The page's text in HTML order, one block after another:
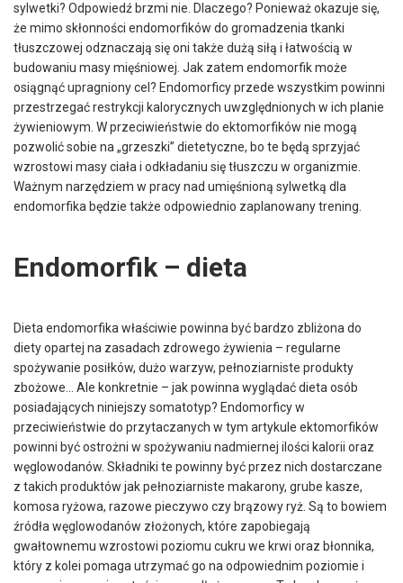
sylwetki? Odpowiedź brzmi nie. Dlaczego? Ponieważ okazuje się,
że mimo skłonności endomorfików do gromadzenia tkanki
tłuszczowej odznaczają się oni także dużą siłą i łatwością w
budowaniu masy mięśniowej. Jak zatem endomorfik może
osiągnąć upragniony cel? Endomorficy przede wszystkim powinni
przestrzegać restrykcji kalorycznych uwzględnionych w ich planie
żywieniowym. W przeciwieństwie do ektomorfików nie mogą
pozwolić sobie na „grzeszki” dietetyczne, bo te będą sprzyjać
wzrostowi masy ciała i odkładaniu się tłuszczu w organizmie.
Ważnym narzędziem w pracy nad umięśnioną sylwetką dla
endomorfika będzie także odpowiednio zaplanowany trening.
Endomorfik – dieta
Dieta endomorfika właściwie powinna być bardzo zbliżona do
diety opartej na zasadach zdrowego żywienia – regularne
spożywanie posiłków, dużo warzyw, pełnoziarniste produkty
zbożowe… Ale konkretnie – jak powinna wyglądać dieta osób
posiadających niniejszy somatotyp? Endomorficy w
przeciwieństwie do przytaczanych w tym artykule ektomorfików
powinni być ostrożni w spożywaniu nadmiernej ilości kalorii oraz
węglowodanów. Składniki te powinny być przez nich dostarczane
z takich produktów jak pełnoziarniste makarony, grube kasze,
komosa ryżowa, razowe pieczywo czy brązowy ryż. Są to bowiem
źródła węglowodanów złożonych, które zapobiegają
gwałtownemu wzrostowi poziomu cukru we krwi oraz błonnika,
który z kolei pomaga utrzymać go na odpowiednim poziomie i